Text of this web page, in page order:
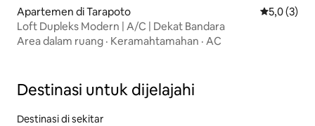
Apartemen di Tarapoto Nilai rata-
5,0 (3)
Loft Dupleks Modern | A/C | Dekat Bandara
Area dalam ruang · Keramahtamahan · AC
Destinasi untuk dijelajahi
Destinasi di sekitar